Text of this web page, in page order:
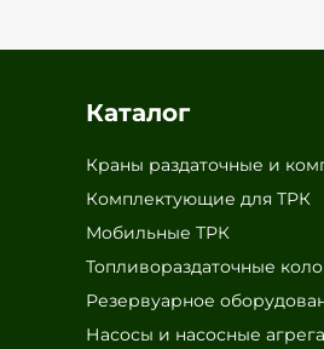
Каталог
Краны раздаточные и
Комплектующие для ТРК
Мобильные ТРК
Топливораздаточные
Резервуарное
Насосы и насосные